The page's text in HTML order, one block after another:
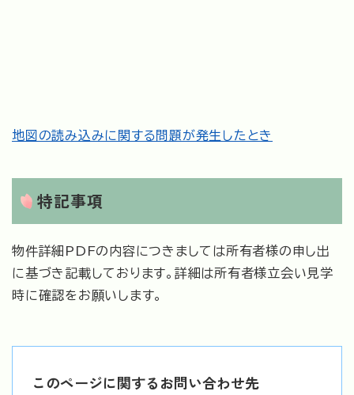
地図の読み込みに関する問題が発生したとき
特記事項
物件詳細PDFの内容につきましては所有者様の申し出
に基づき記載しております。詳細は所有者様立会い見学
時に確認をお願いします。
このページに関するお問い合わせ先